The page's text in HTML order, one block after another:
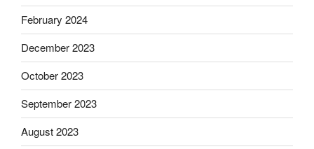
February 2024
December 2023
October 2023
September 2023
August 2023